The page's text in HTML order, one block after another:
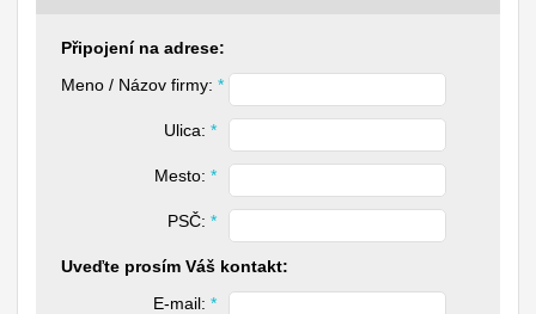
Připojení na adrese:
Meno / Názov firmy: *
Ulica: *
Mesto: *
PSČ: *
Uveďte prosím Váš kontakt:
E-mail: *